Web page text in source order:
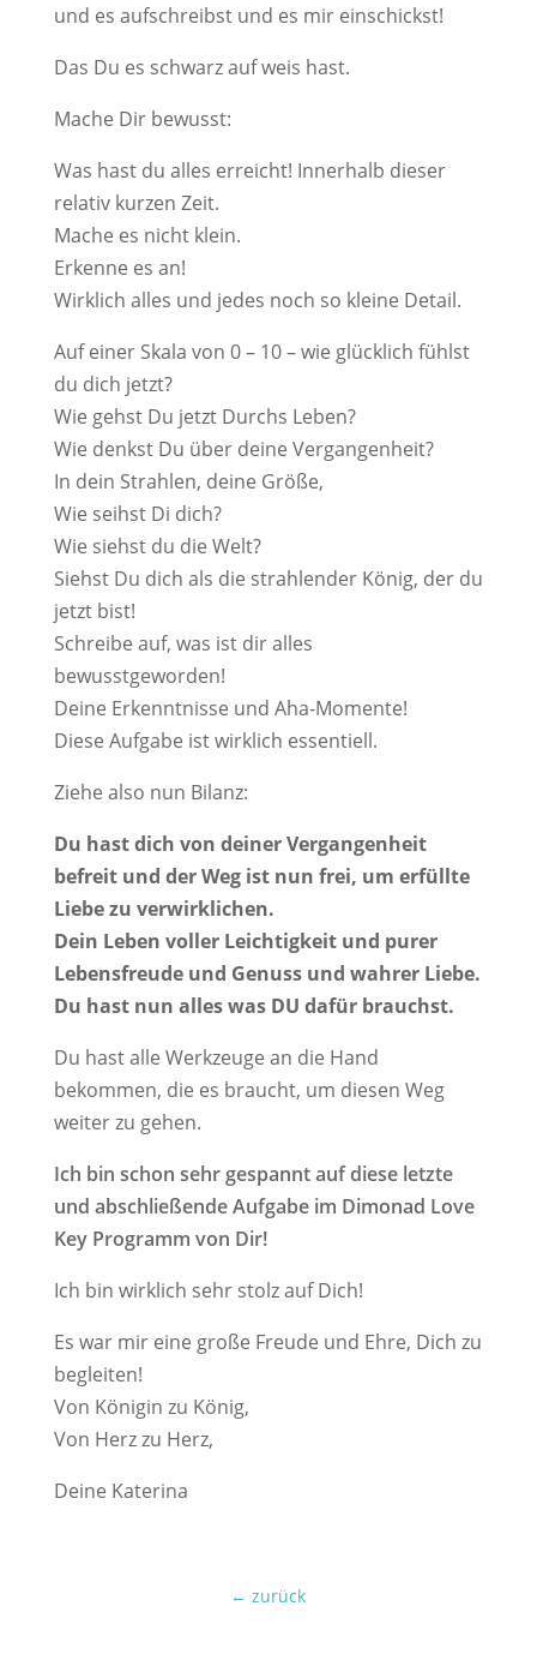
und es aufschreibst und es mir einschickst!
Das Du es schwarz auf weis hast.
Mache Dir bewusst:
Was hast du alles erreicht! Innerhalb dieser
relativ kurzen Zeit.
Mache es nicht klein.
Erkenne es an!
Wirklich alles und jedes noch so kleine Detail.
Auf einer Skala von 0 – 10 – wie glücklich fühlst
du dich jetzt?
Wie gehst Du jetzt Durchs Leben?
Wie denkst Du über deine Vergangenheit?
In dein Strahlen, deine Größe,
Wie seihst Di dich?
Wie siehst du die Welt?
Siehst Du dich als die strahlender König, der du
jetzt bist!
Schreibe auf, was ist dir alles
bewusstgeworden!
Deine Erkenntnisse und Aha-Momente!
Diese Aufgabe ist wirklich essentiell.
Ziehe also nun Bilanz:
Du hast dich von deiner Vergangenheit
befreit und der Weg ist nun frei, um erfüllte
Liebe zu verwirklichen.
Dein Leben voller Leichtigkeit und purer
Lebensfreude und Genuss und wahrer Liebe.
Du hast nun alles was DU dafür brauchst.
Du hast alle Werkzeuge an die Hand
bekommen, die es braucht, um diesen Weg
weiter zu gehen.
Ich bin schon sehr gespannt auf diese letzte
und abschließende Aufgabe im Dimonad Love
Key Programm von Dir!
Ich bin wirklich sehr stolz auf Dich!
Es war mir eine große Freude und Ehre, Dich zu
begleiten!
Von Königin zu König,
Von Herz zu Herz,
Deine Katerina
← zurück